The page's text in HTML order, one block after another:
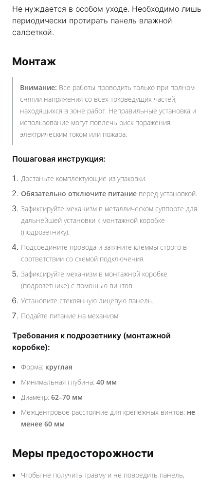
Не нуждается в особом уходе. Необходимо лишь
периодически протирать панель влажной
салфеткой.
Монтаж
Внимание: Все работы проводить только при полном
снятии напряжения со всех токоведущих частей,
находящихся в зоне работ. Неправильные установка и
использование могут повлечь риск поражения
электрическим током или пожара.
Пошаговая инструкция:
Достаньте комплектующие из упаковки.
Обязательно отключите питание перед установкой.
Зафиксируйте механизм в металлическом суппорте для
дальнейшей установки к монтажной коробке
(подрозетнику).
Подсоедините провода и затяните клеммы строго в
соответствии со схемой подключения.
Зафиксируйте механизм в монтажной коробке
(подрозетнике) с помощью винтов.
Установите стеклянную лицевую панель.
Подайте питание на механизм.
Требования к подрозетнику (монтажной
коробке):
Форма: круглая
Минимальная глубина: 40 мм
Диаметр: 62–70 мм
Межцентровое расстояние для крепёжных винтов: не
менее 60 мм
Меры предосторожности
Чтобы не получить травму и не повредить панель,